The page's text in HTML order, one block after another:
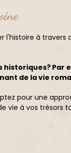
l'histoire à
Par
de la vie
pour une
vie à vos